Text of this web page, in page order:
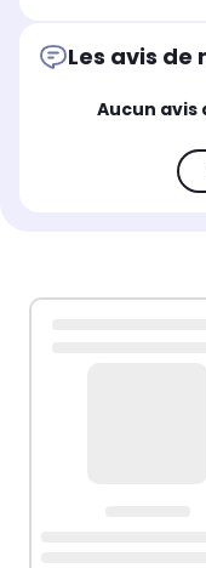
Les avis de
Aucun avis